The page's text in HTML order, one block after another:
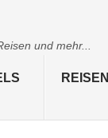
und mehr...
REISEN